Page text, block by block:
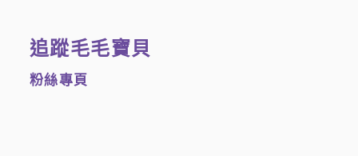
追蹤毛毛寶貝
粉絲專頁